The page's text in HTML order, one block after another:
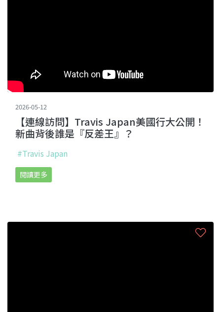
2026-05-12
【連線訪問】Travis Japan美國行大公開！
新曲背後誰是『反差王』？
#Travis Japan
閱讀更多